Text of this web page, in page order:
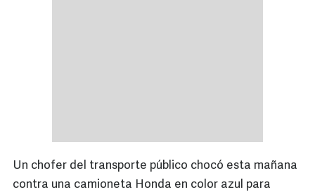
Un chofer del transporte público chocó esta mañana
contra una camioneta Honda en color azul para